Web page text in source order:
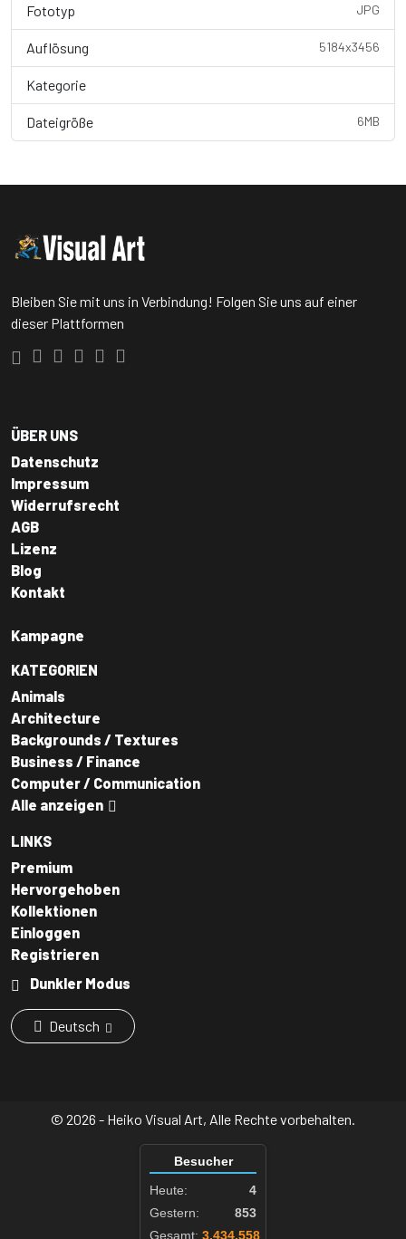
Fototyp JPG
Auflösung 5184x3456
Kategorie
Dateigröße 6MB
Bleiben Sie mit uns in Verbindung! Folgen Sie uns auf einer
dieser Plattformen
ÜBER UNS
Datenschutz
Impressum
Widerrufsrecht
AGB
Lizenz
Blog
Kontakt
Kampagne
KATEGORIEN
Animals
Architecture
Backgrounds / Textures
Business / Finance
Computer / Communication
Alle anzeigen
LINKS
Premium
Hervorgehoben
Kollektionen
Einloggen
Registrieren
Dunkler Modus
Deutsch
© 2026 - Heiko Visual Art, Alle Rechte vorbehalten.
Besucher
Heute:
4
Gestern:
853
Gesamt: 3.434.558